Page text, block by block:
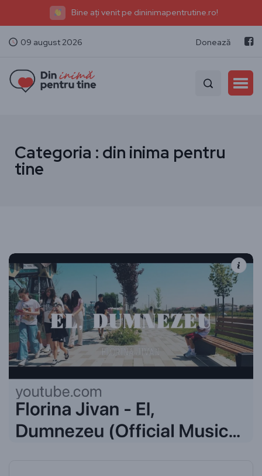
Bine ați venit pe dininimapentrutine.ro!
09 august 2026 Donează
Categoria : din inima pentru
tine